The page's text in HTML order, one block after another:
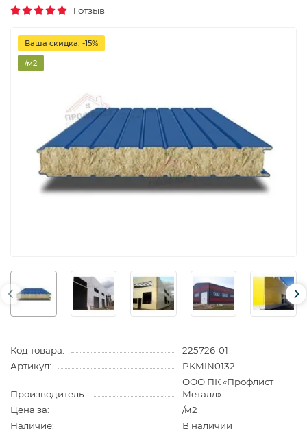
1 отзыв
Ваша скидка: -15%
/м2
Код товара:
225726-01
Артикул:
PKMIN0132
Производитель:
ООО ПК «Профлист
Металл»
Цена за:
/м2
Наличие:
В наличии